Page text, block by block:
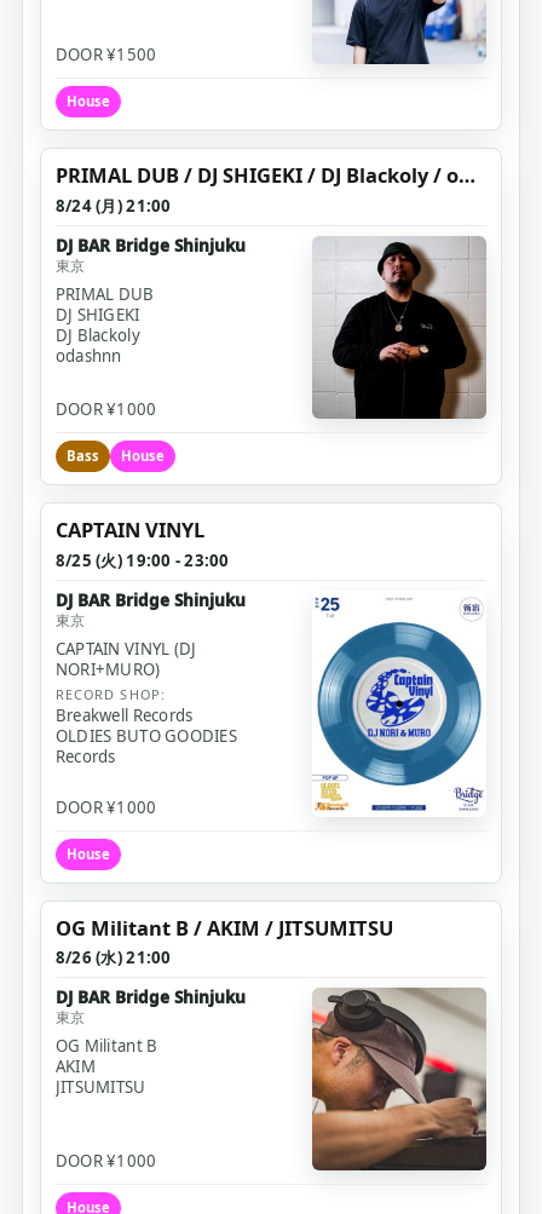
DOOR ¥1500
House
PRIMAL DUB / DJ SHIGEKI / DJ Blackoly / odashnn
8/24 (月) 21:00
DJ BAR Bridge Shinjuku
東京
PRIMAL DUB
DJ SHIGEKI
DJ Blackoly
odashnn
DOOR ¥1000
Bass House
CAPTAIN VINYL
8/25 (火) 19:00 - 23:00
DJ BAR Bridge Shinjuku
東京
CAPTAIN VINYL (DJ
NORI+MURO)
RECORD SHOP:
Breakwell Records
OLDIES BUTO GOODIES
Records
DOOR ¥1000
House
OG Militant B / AKIM / JITSUMITSU
8/26 (水) 21:00
DJ BAR Bridge Shinjuku
東京
OG Militant B
AKIM
JITSUMITSU
DOOR ¥1000
House